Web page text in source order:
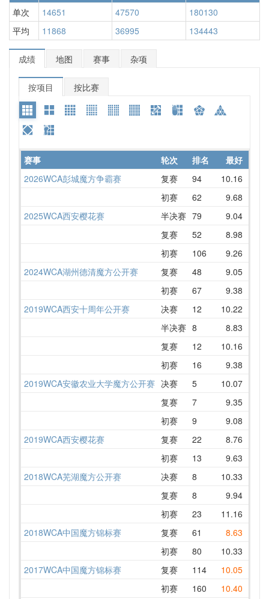
单次
14651 47570
180130
平均
11868 36995 134443
成绩 地图 赛事 杂项
按项目 按比赛
赛事 轮次 排名 最好
2026WCA彭城魔方争霸赛
复赛 94 10.16
初赛
62 9.68
2025WCA西安樱花赛
半决赛 79 9.04
复赛
52 8.98
初赛
106 9.26
2024WCA湖州德清魔方公开赛
复赛 48 9.05
初赛
67 9.38
2019WCA西安十周年公开赛
决赛 12 10.22
半决赛 8 8.83
复赛
12 10.16
初赛
16 9.38
2019WCA安徽农业大学魔方公开赛 决赛 5 10.07
复赛
7 9.35
初赛
9 9.08
2019WCA西安樱花赛
复赛 22 8.76
初赛
13 9.63
2018WCA芜湖魔方公开赛
决赛 8 10.33
复赛
8 9.94
初赛
23 11.16
2018WCA中国魔方锦标赛
复赛 61 8.63
初赛
80 10.33
2017WCA中国魔方锦标赛
复赛 114 10.05
初赛
160 10.40